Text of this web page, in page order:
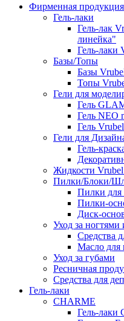
Фирменная
Гель-лаки
Гель-лак
линейка"
Гель-лаки
Базы/Топы
Базы
Топы
Гели для
Гель
Гель NEO
Гель
Гели для
Гель-
Жидкости
Пилки/Блоки/
Пилки для
Пилки-
Диск-
Уход за ногтями
Средства
Масло для
Уход за губами
Ресничная
Средства для
Гель-лаки
СHARME
Гель-лаки